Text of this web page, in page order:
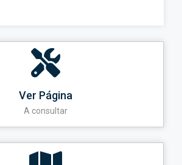
Ver Página
A consultar